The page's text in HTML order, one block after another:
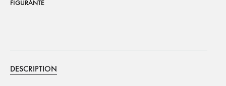
FIGURANTE
DESCRIPTION